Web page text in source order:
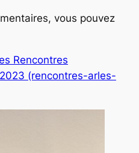
vous pouvez
Rencontres
(rencontres-arles-